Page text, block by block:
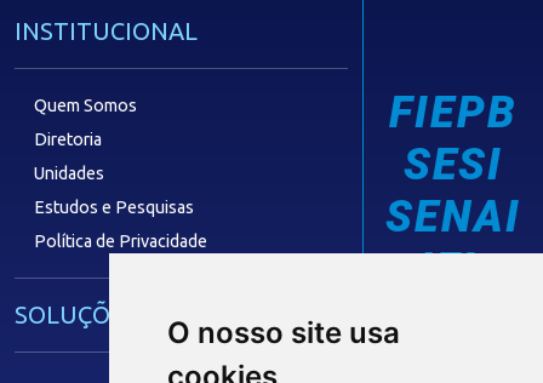
O nosso site usa
INSTITUCIONAL
Quem Somos
Diretoria
Unidades
Estudos e Pesquisas
Política de Privacidade
SOLUÇÕES E SERVIÇOS
FIEPB
SESI
SENAI
IEL